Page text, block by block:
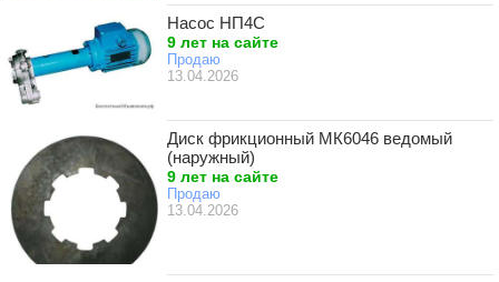
Насос НП4С
9 лет на сайте
Продаю
13.04.2026
Диск фрикционный МК6046 ведомый
(наружный)
9 лет на сайте
Продаю
13.04.2026